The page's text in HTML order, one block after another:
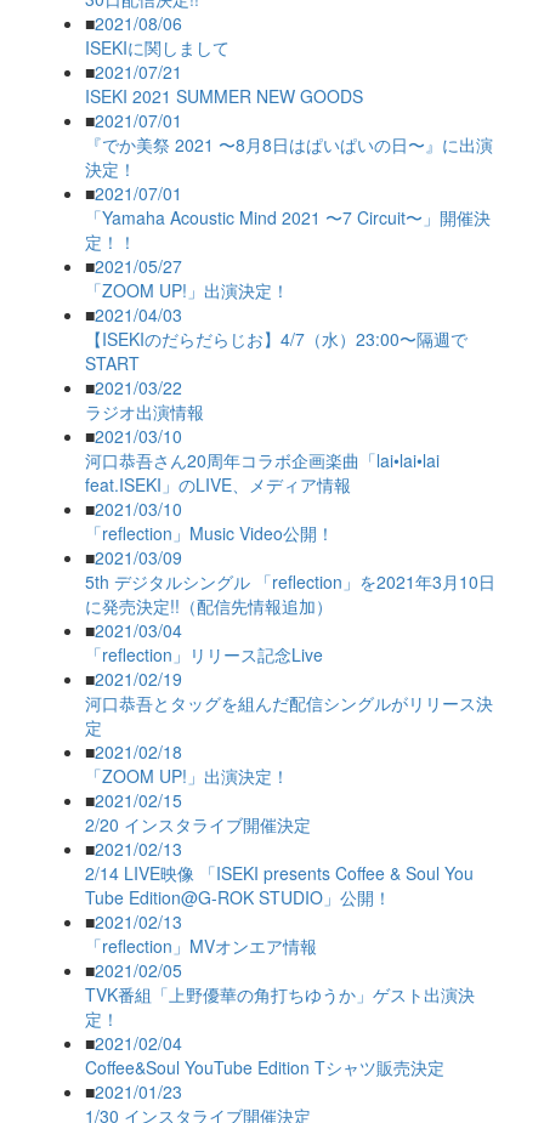
■2021/08/06
ISEKIに関しまして
■2021/07/21
ISEKI 2021 SUMMER NEW GOODS
■2021/07/01
『でか美祭 2021 〜8月8日はぱいぱいの日〜』に出演
決定！
■2021/07/01
「Yamaha Acoustic Mind 2021 〜7 Circuit〜」開催決
定！！
■2021/05/27
「ZOOM UP!」出演決定！
■2021/04/03
【ISEKIのだらだらじお】4/7（水）23:00〜隔週で
START
■2021/03/22
ラジオ出演情報
■2021/03/10
河口恭吾さん20周年コラボ企画楽曲「lai•lai•lai
feat.ISEKI」のLIVE、メディア情報
■2021/03/10
「reflection」Music Video公開！
■2021/03/09
5th デジタルシングル 「reflection」を2021年3月10日
に発売決定!!（配信先情報追加）
■2021/03/04
「reflection」リリース記念Live
■2021/02/19
河口恭吾とタッグを組んだ配信シングルがリリース決
定
■2021/02/18
「ZOOM UP!」出演決定！
■2021/02/15
2/20 インスタライブ開催決定
■2021/02/13
2/14 LIVE映像 「ISEKI presents Coffee & Soul You
Tube Edition@G-ROK STUDIO」公開！
■2021/02/13
「reflection」MVオンエア情報
■2021/02/05
TVK番組「上野優華の角打ちゆうか」ゲスト出演決
定！
■2021/02/04
Coffee&Soul YouTube Edition Tシャツ販売決定
■2021/01/23
1/30 インスタライブ開催決定